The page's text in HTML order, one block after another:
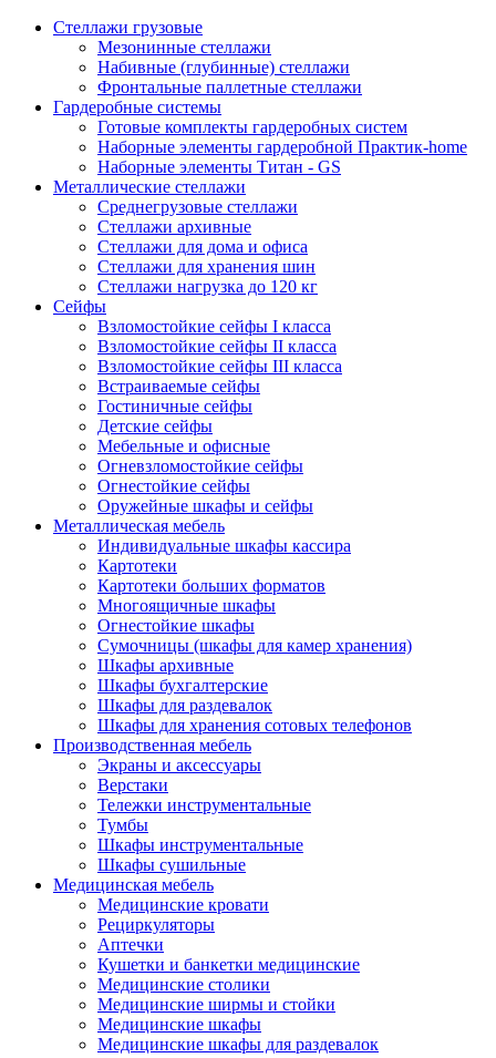
Стеллажи грузовые
Мезонинные стеллажи
Набивные (глубинные) стеллажи
Фронтальные паллетные стеллажи
Гардеробные системы
Готовые комплекты гардеробных систем
Наборные элементы гардеробной Практик-home
Наборные элементы Титан - GS
Металлические стеллажи
Среднегрузовые стеллажи
Стеллажи архивные
Стеллажи для дома и офиса
Стеллажи для хранения шин
Стеллажи нагрузка до 120 кг
Сейфы
Взломостойкие сейфы I класса
Взломостойкие сейфы II класса
Взломостойкие сейфы III класса
Встраиваемые сейфы
Гостиничные сейфы
Детские сейфы
Мебельные и офисные
Огневзломостойкие сейфы
Огнестойкие сейфы
Оружейные шкафы и сейфы
Металлическая мебель
Индивидуальные шкафы кассира
Картотеки
Картотеки больших форматов
Многоящичные шкафы
Огнестойкие шкафы
Сумочницы (шкафы для камер хранения)
Шкафы архивные
Шкафы бухгалтерские
Шкафы для раздевалок
Шкафы для хранения сотовых телефонов
Производственная мебель
Экраны и аксессуары
Верстаки
Тележки инструментальные
Тумбы
Шкафы инструментальные
Шкафы сушильные
Медицинская мебель
Медицинские кровати
Рециркуляторы
Аптечки
Кушетки и банкетки медицинские
Медицинские столики
Медицинские ширмы и стойки
Медицинские шкафы
Медицинские шкафы для раздевалок